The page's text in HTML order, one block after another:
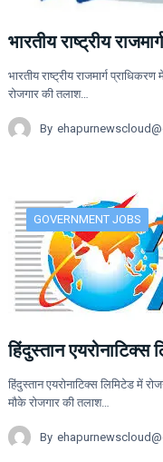
भारतीय राष्ट्रीय
भारतीय राष्ट्रीय राजमार्ग
रोजगार की तलाश…
By
GOVERNMENT JOBS
हिंदुस्तान एयरोनाटिक्स
हिंदुस्तान एयरोनाटिक्स लिमिटेड में
मौके रोजगार की तलाश…
By